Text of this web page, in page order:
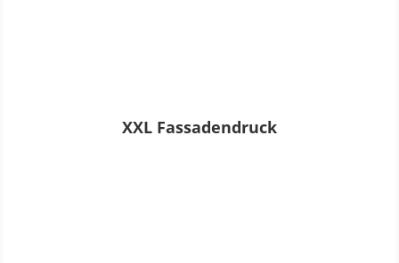
XXL Fassadendruck